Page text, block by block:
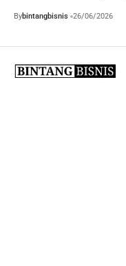
Bybintangbisnis 26/06/2026